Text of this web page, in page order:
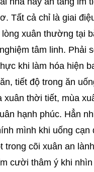
Tất cả chỉ là giai
xuân thường tại
tâm linh. Phải
khi làm hóa hiện
tiết độ trong ăn
xuân thời tiết, mùa
hạnh phúc. Hẳn
mình khi uống cạn
trong cõi xuân an
cười thâm ý khi